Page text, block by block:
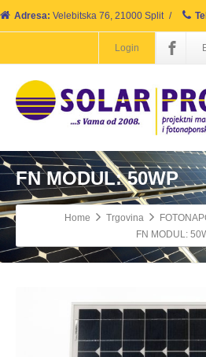
Adresa: Velebitska 76, 21000 Split /
Login
FN MODUL: 50WP
Home Trgovina
FN MODUL: